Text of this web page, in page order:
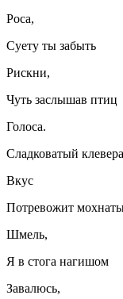
Роса,
Суету ты забыть
Рискни,
Чуть заслышав птиц
Голоса.
Сладковатый клевера
Вкус
Потревожит
Шмель,
Я в стога нагишом
Завалюсь,